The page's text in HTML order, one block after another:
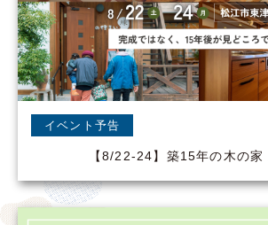
イベント予告
【8/22-24】築15年の木の家